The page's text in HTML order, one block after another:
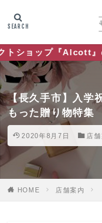
Alcott』のファッシ
【長久手市】入学
もった贈り物特集
2020年8月7日 店
HOME 店舗案内